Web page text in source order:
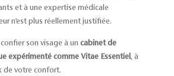
et à une expertise médicale
n’est plus réellement justifiée.
son visage à un cabinet de
expérimenté comme Vitae Essentiel , à
de votre confort.